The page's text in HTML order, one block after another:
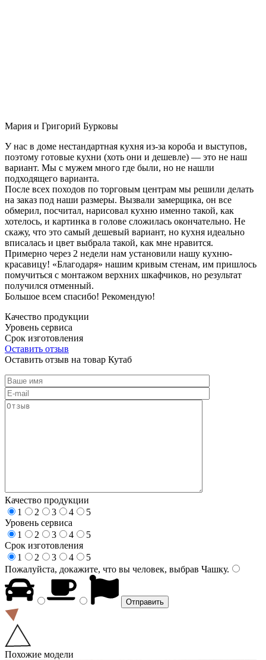
Мария и Григорий Бурковы
У нас в доме нестандартная кухня из-за короба и выступов,
поэтому готовые кухни (хоть они и дешевле) — это не наш
вариант. Мы с мужем много где были, но не нашли
подходящего варианта.
После всех походов по торговым центрам мы решили делать
на заказ под наши размеры. Вызвали замерщика, он все
обмерил, посчитал, нарисовал кухню именно такой, как
хотелось, и картинка в голове сложилась окончательно. Не
скажу, что это самый дешевый вариант, но кухня идеально
вписалась и цвет выбрала такой, как мне нравится.
Примерно через 2 недели нам установили нашу кухню-
красавицу! «Благодаря» нашим кривым стенам, им пришлось
помучиться с монтажом верхних шкафчиков, но результат
получился отменный.
Большое всем спасибо! Рекомендую!
Качество продукции
Уровень сервиса
Срок изготовления
Оставить отзыв
Оставить отзыв на товар Кутаб
Качество продукции
1
2 3 4
5
Уровень сервиса
1
2 3 4
5
Срок изготовления
1
2 3 4
5
Пожалуйста, докажите, что вы человек, выбрав Чашку.
Похожие модели